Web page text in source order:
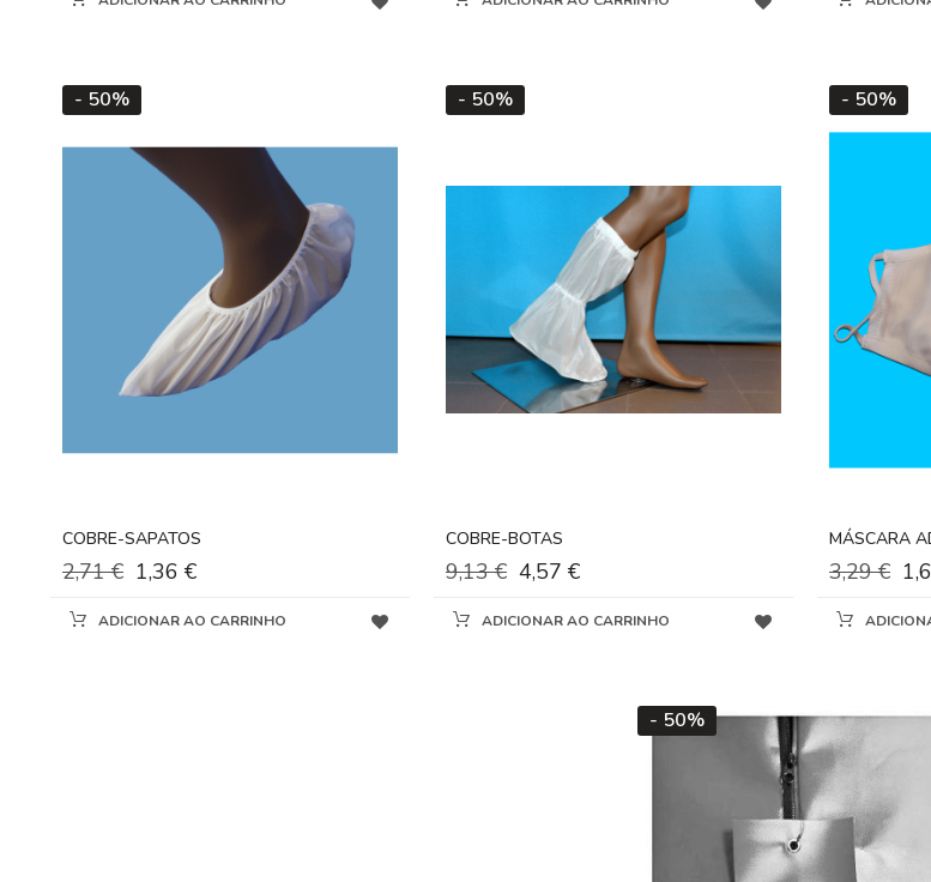
- 50%
COBRE-SAPATOS
1,36 €
2,71 €
ADICIONAR AO CARRINHO
- 50%
COBRE-BOTAS
4,57 €
9,13 €
ADICIONAR AO CARRINHO
- 50%
MÁSCARA
3,29 €
- 50%